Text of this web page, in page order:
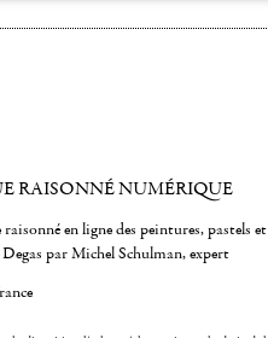
RAISONNÉ NUMÉRIQUE
raisonné en ligne des peintures, pastels et
par Michel Schulman, expert